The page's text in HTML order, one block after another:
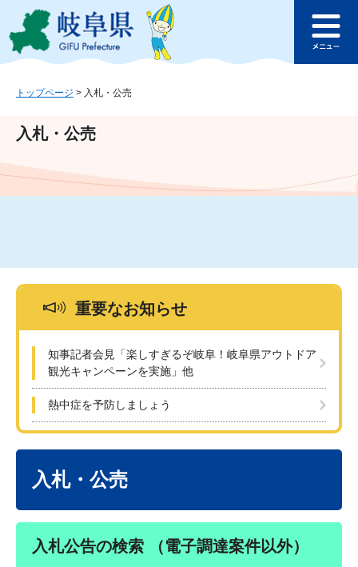
ジ
ュ
文
このページの本文へ
ュ
トップページ > 入札・公売
入札・公売
重要なお知らせ
知事記者会見「楽しすぎるぞ岐阜！岐阜県アウトドア
観光キャンペーンを実施」他
熱中症を予防しましょう
入札・公売
入札公告の検索 （電子調達案件以外）